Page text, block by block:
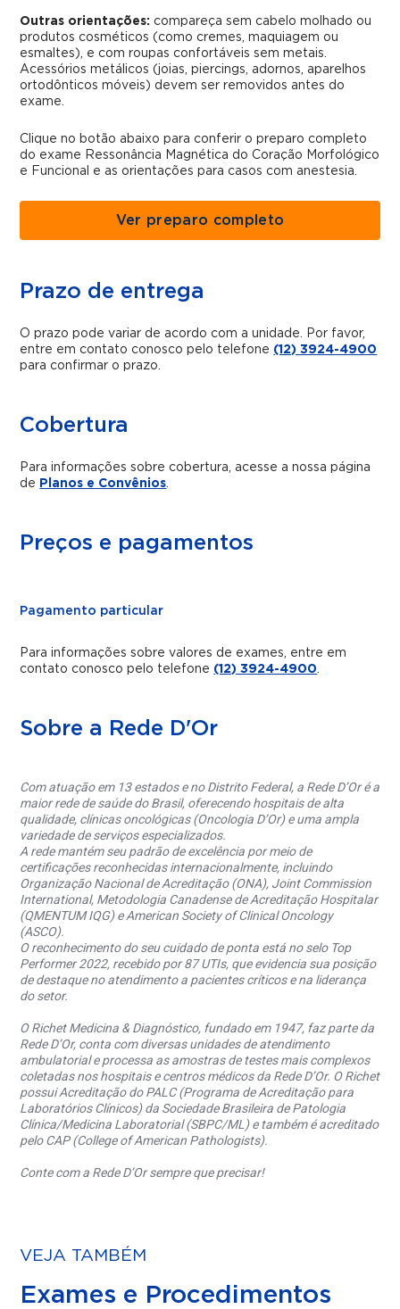
Outras orientações: compareça sem cabelo molhado ou
produtos cosméticos (como cremes, maquiagem ou
esmaltes), e com roupas confortáveis sem metais.
Acessórios metálicos (joias, piercings, adornos, aparelhos
ortodônticos móveis) devem ser removidos antes do
exame.
Clique no botão abaixo para conferir o preparo completo
do exame Ressonância Magnética do Coração Morfológico
e Funcional e as orientações para casos com anestesia.
Ver preparo completo
Prazo de entrega
O prazo pode variar de acordo com a unidade. Por favor,
entre em contato conosco pelo telefone (12) 3924-4900
para confirmar o prazo.
Cobertura
Para informações sobre cobertura, acesse a nossa página
de Planos e Convênios.
Preços e pagamentos
Pagamento particular
Para informações sobre valores de exames, entre em
contato conosco pelo telefone (12) 3924-4900.
Sobre a Rede D'Or
Com atuação em 13 estados e no Distrito Federal, a Rede D’Or é a
maior rede de saúde do Brasil, oferecendo hospitais de alta
qualidade, clínicas oncológicas (Oncologia D’Or) e uma ampla
variedade de serviços especializados.
A rede mantém seu padrão de excelência por meio de
certificações reconhecidas internacionalmente, incluindo
Organização Nacional de Acreditação (ONA), Joint Commission
International, Metodologia Canadense de Acreditação Hospitalar
(QMENTUM IQG) e American Society of Clinical Oncology
(ASCO).
O reconhecimento do seu cuidado de ponta está no selo Top
Performer 2022, recebido por 87 UTIs, que evidencia sua posição
de destaque no atendimento a pacientes críticos e na liderança
do setor.
O Richet Medicina & Diagnóstico, fundado em 1947, faz parte da
Rede D’Or, conta com diversas unidades de atendimento
ambulatorial e processa as amostras de testes mais complexos
coletadas nos hospitais e centros médicos da Rede D’Or. O Richet
possui Acreditação do PALC (Programa de Acreditação para
Laboratórios Clínicos) da Sociedade Brasileira de Patologia
Clínica/Medicina Laboratorial (SBPC/ML) e também é acreditado
pelo CAP (College of American Pathologists).
Conte com a Rede D’Or sempre que precisar!
VEJA TAMBÉM
Exames e Procedimentos